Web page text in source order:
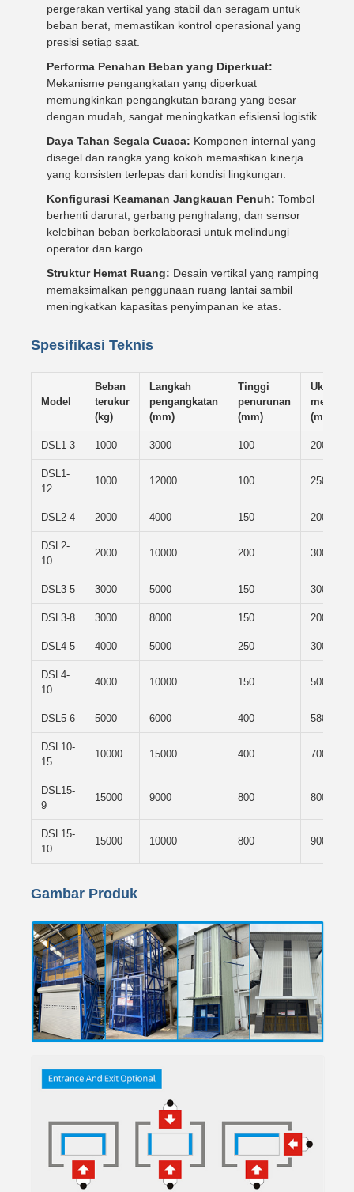
pergerakan vertikal yang stabil dan seragam untuk
beban berat, memastikan kontrol operasional yang
presisi setiap saat.
Performa Penahan Beban yang Diperkuat:
Mekanisme pengangkatan yang diperkuat
memungkinkan pengangkutan barang yang besar
dengan mudah, sangat meningkatkan efisiensi logistik.
Daya Tahan Segala Cuaca: Komponen internal yang
disegel dan rangka yang kokoh memastikan kinerja
yang konsisten terlepas dari kondisi lingkungan.
Konfigurasi Keamanan Jangkauan Penuh: Tombol
berhenti darurat, gerbang penghalang, dan sensor
kelebihan beban berkolaborasi untuk melindungi
operator dan kargo.
Struktur Hemat Ruang: Desain vertikal yang ramping
memaksimalkan penggunaan ruang lantai sambil
meningkatkan kapasitas penyimpanan ke atas.
Spesifikasi Teknis
Model
Beban
terukur
(kg)
Langkah
pengangkatan
(mm)
Tinggi
penurunan
(mm)
Ukuran
meja
(mm)
DSL1-3 1000 3000 100
DSL1-
12
1000 12000 100
DSL2-4 2000 4000 150
DSL2-
10
2000 10000 200
DSL3-5 3000 5000 150
DSL3-8 3000 8000 150
DSL4-5 4000 5000 250
DSL4-
10
4000 10000 150
DSL5-6 5000 6000 400
DSL10-
15
10000 15000 400
DSL15-
9
15000 9000 800
DSL15-
10
15000 10000 800
Gambar Produk